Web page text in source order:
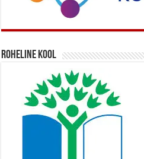
Roheline kool